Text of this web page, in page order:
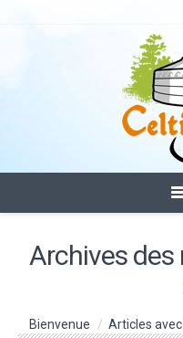
ACCUEIL
LOCATION DE
VOTRE SÉJOUR
Archives des
Vous êtes ici :
Bienvenue Articles avec